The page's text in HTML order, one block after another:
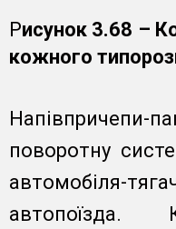
Рисунок 3.68 –
кожного
поворотну
автомобіля-
автопоїзда.